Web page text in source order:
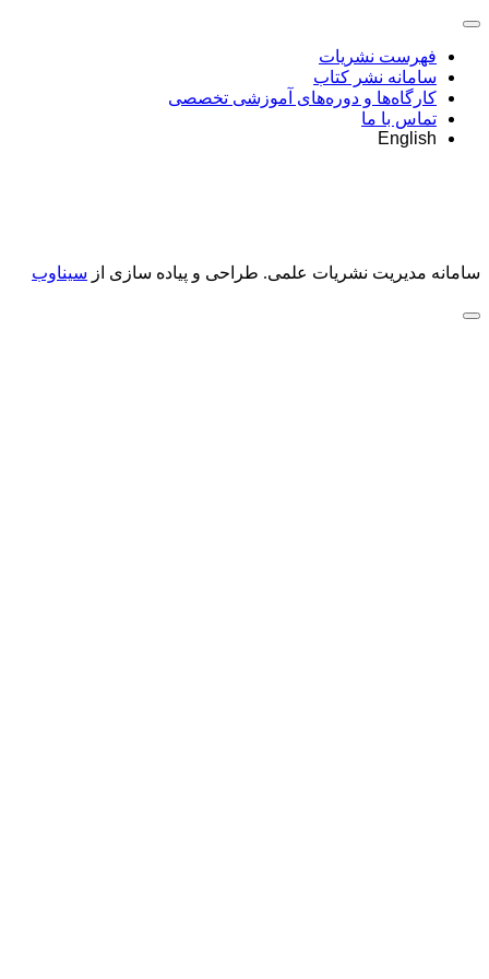
فهرست نشریات
سامانه نشر کتاب
کارگاه‌ها و دوره‌های آموزشی تخصصی
تماس با ما
English
سامانه مدیریت نشریات علمی. طراحی و پیاده سازی از سیناوب